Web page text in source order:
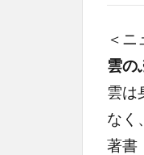
＜ニ
雲の
雲は
なく
著書